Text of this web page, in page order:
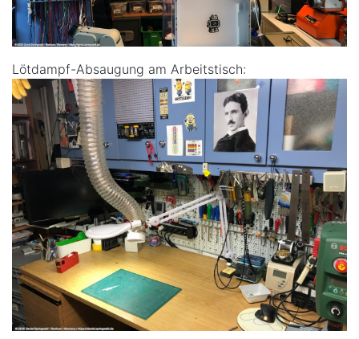
Lötdampf-Absaugung am Arbeitstisch: